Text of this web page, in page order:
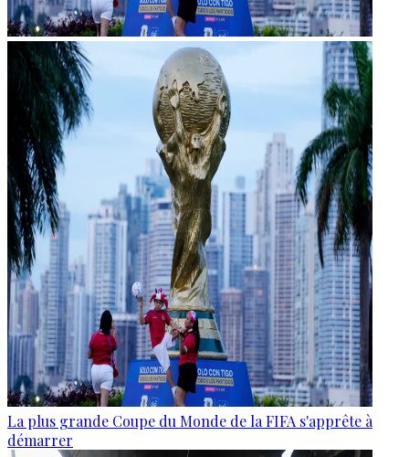
La plus grande Coupe du Monde de la FIFA s'apprête à
démarrer